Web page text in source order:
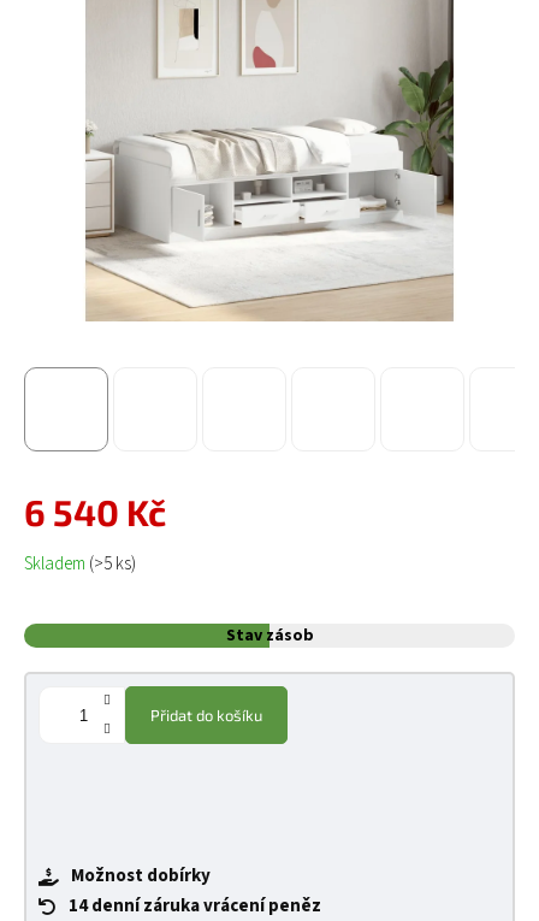
6 540 Kč
Měrná cena:
Skladem (>5 ks)
Stav zásob
Přidat do košíku
Možnost dobírky
14 denní záruka vrácení peněz